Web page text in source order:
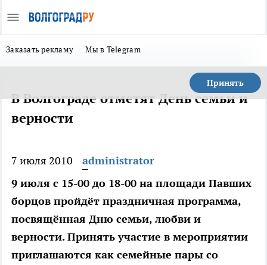
Заказать рекламу Мы в Telegram
Принять
В Волгограде отметят День семьи и
верности
7 июля 2010
administrator
9 июля с 15-00 до 18-00 на площади Павших
борцов пройдёт праздничная программа,
посвящённая Дню семьи, любви и
верности. Принять участие в мероприятии
приглашаются как семейные пары со